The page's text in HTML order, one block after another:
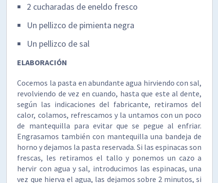
2 cucharadas de eneldo fresco
Un pellizco de pimienta negra
Un pellizco de sal
ELABORACIÓN
Cocemos la pasta en abundante agua hirviendo con sal,
revolviendo de vez en cuando, hasta que este al dente,
según las indicaciones del fabricante, retiramos del
calor, colamos, refrescamos y la untamos con un poco
de mantequilla para evitar que se pegue al enfriar.
Engrasamos también con mantequilla una bandeja de
horno y dejamos la pasta reservada. Si las espinacas son
frescas, les retiramos el tallo y ponemos un cazo a
hervir con agua y sal, introducimos las espinacas, una
vez que hierva el agua, las dejamos sobre 2 minutos, si